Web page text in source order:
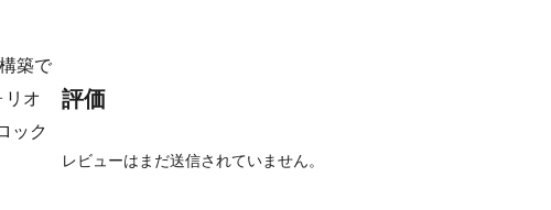
築で
リオ
ック
評価
レビューはまだ送信されていません。